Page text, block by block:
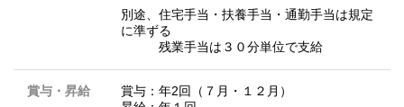
別途、住宅手当・扶養手当・通勤手当は規定
に準ずる
残業手当は３０分単位で支給
賞与・昇給
賞与：年2回（７月・１２月）